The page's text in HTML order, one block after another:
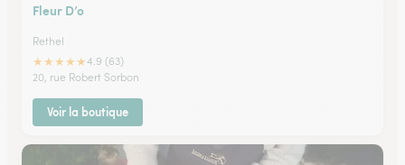
Fleur D’o
Rethel
★★★★★4.9 (63)
20, rue Robert Sorbon
Voir la boutique